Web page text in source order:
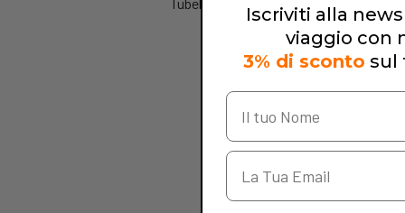
Tubeless Ready / E-Bike: TR
Iscriviti alla
viaggio con
3% di sconto sul